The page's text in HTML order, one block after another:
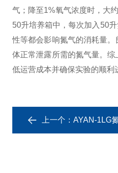
气；降至1%氧气浓度时， 大
50升培养箱中，每次加入50
性等都会影响氮气的消耗量
体正常泄露所需的氮气量。综
低运营成本并确保实验的顺利
上一个： AYAN-1LG氮